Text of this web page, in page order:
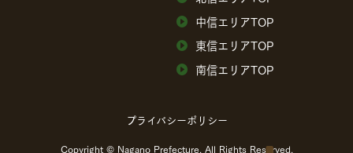
中信エリアTOP
東信エリアTOP
南信エリアTOP
プライバシーポリシー
Copyright © Nagano Prefecture. All Rights Reserved.